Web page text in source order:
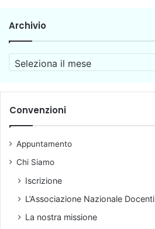
Archivio
r
i
o
Convenzioni
Appuntamento
Chi Siamo
Iscrizione
L’Associazione Nazionale Docenti
La nostra missione